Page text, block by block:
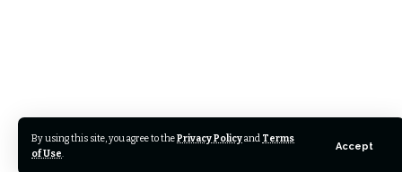
By using this site, you agree to thePrivacy Policyand Terms
of Use.
Accept